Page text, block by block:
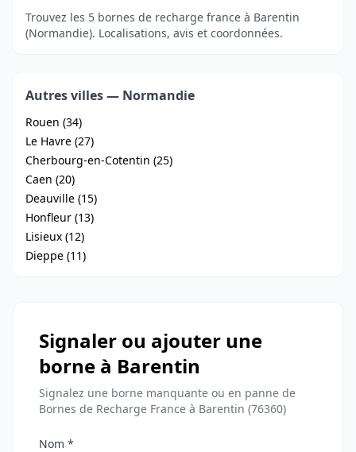
Trouvez les 5 bornes de recharge france à Barentin
(Normandie). Localisations, avis et coordonnées.
Autres villes — Normandie
Rouen (34)
Le Havre (27)
Cherbourg-en-Cotentin (25)
Caen (20)
Deauville (15)
Honfleur (13)
Lisieux (12)
Dieppe (11)
Signaler ou ajouter une
borne à Barentin
Signalez une borne manquante ou en panne de
Bornes de Recharge France à Barentin (76360)
Nom *